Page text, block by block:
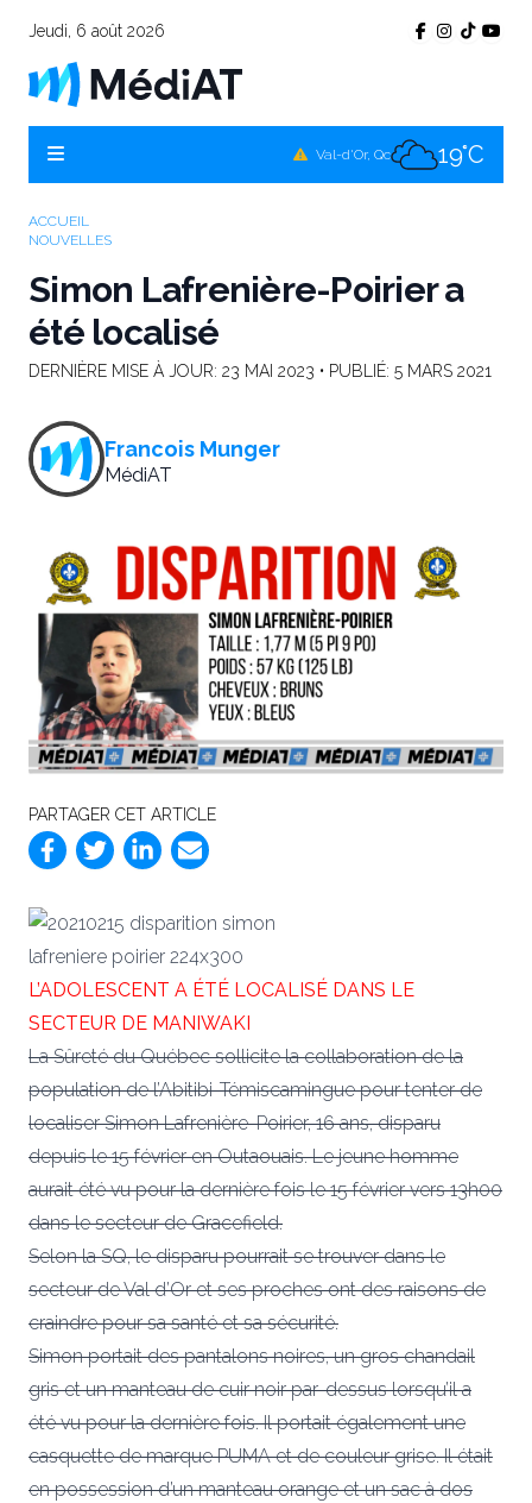
Jeudi, 6 août 2026
Val-d'Or, Qc 19°C
ACCUEIL
NOUVELLES
Simon Lafrenière-Poirier a
été localisé
DERNIÈRE MISE À JOUR: 23 MAI 2023 • PUBLIÉ: 5 MARS 2021
Francois Munger
MédiAT
PARTAGER CET ARTICLE
L’ADOLESCENT A ÉTÉ LOCALISÉ DANS LE
SECTEUR DE MANIWAKI
La Sûreté du Québec sollicite la collaboration de la
population de l’Abitibi-Témiscamingue pour tenter de
localiser Simon Lafrenière-Poirier, 16 ans, disparu
depuis le 15 février en Outaouais. Le jeune homme
aurait été vu pour la dernière fois le 15 février vers 13h00
dans le secteur de Gracefield.
Selon la SQ, le disparu pourrait se trouver dans le
secteur de Val d’Or et ses proches ont des raisons de
craindre pour sa santé et sa sécurité.
Simon portait des pantalons noires, un gros chandail
gris et un manteau de cuir noir par-dessus lorsqu’il a
été vu pour la dernière fois. Il portait également une
casquette de marque PUMA et de couleur grise. Il était
en possession d’un manteau orange et un sac à dos